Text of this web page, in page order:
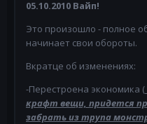
05.10.2010 Вайп!
Это произошло - полное
начинает свои обороты.
Вкратце об изменениях:
-Перестроена экономика (
крафт вещи, придется
забрать из трупа